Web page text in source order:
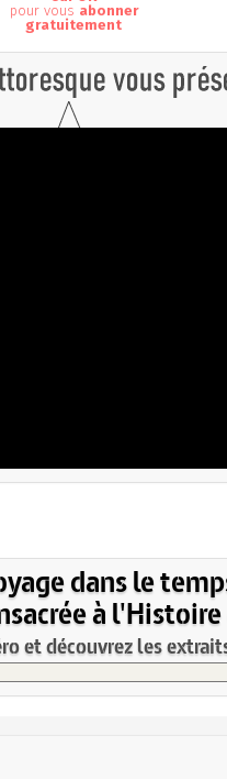
pour vous abonner
gratuitement
dans le
à l'Histoire
et découvrez les